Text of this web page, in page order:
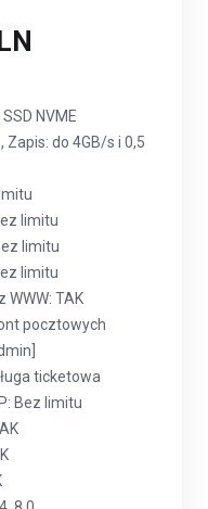
NVME
Zapis: do 4GB/s i 0,5
limitu
limitu
limitu
TAK
pocztowych
ticketowa
Bez limitu